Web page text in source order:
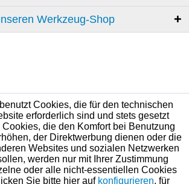
Werkzeug-Shop
Cookies, die für den technischen
erforderlich sind und stets gesetzt
die den Komfort bei Benutzung
der Direktwerbung dienen oder die
Websites und sozialen Netzwerken
werden nur mit Ihrer Zustimmung
oder alle nicht-essentiellen Cookies
Sie bitte hier auf konfigurieren, für